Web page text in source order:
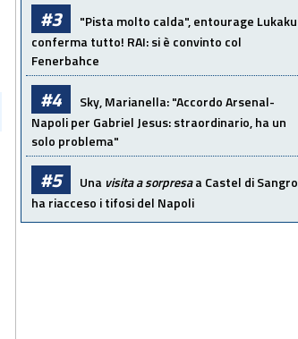
#3
"Pista molto calda", entourage Lukaku
conferma tutto! RAI: si è convinto col
Fenerbahce
#4
Sky, Marianella: "Accordo Arsenal-
Napoli per Gabriel Jesus: straordinario, ha un
solo problema"
#5 Una visita a sorpresaa Castel di Sangro
ha riacceso i tifosi del Napoli